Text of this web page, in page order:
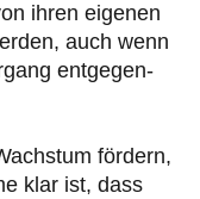
ihren eigenen
auch wenn
entgegen­
fördern,
klar ist, dass